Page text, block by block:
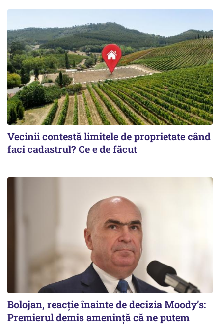
Vecinii contestă limitele de proprietate când
faci cadastrul? Ce e de făcut
Bolojan, reacție înainte de decizia Moody’s:
Premierul demis amenință că ne putem